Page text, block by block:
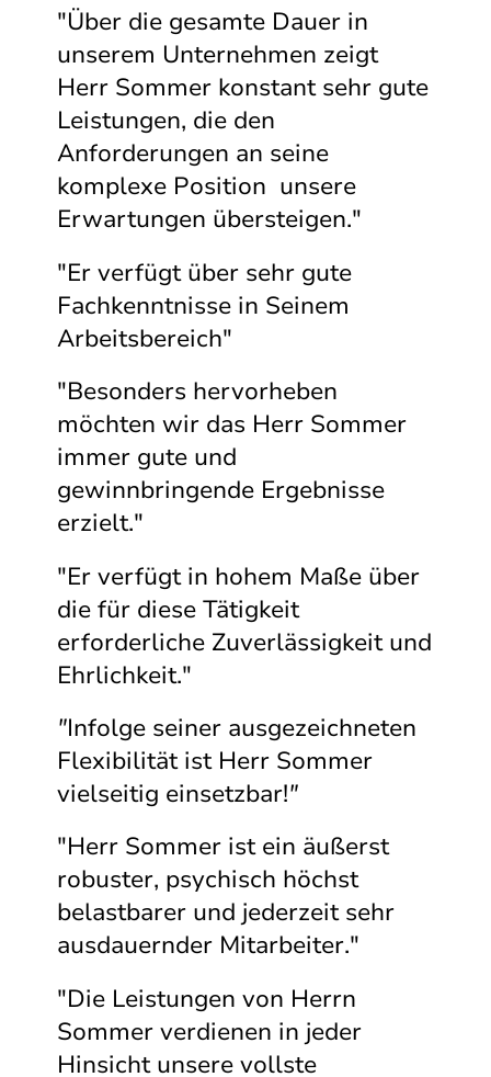
"Über die gesamte Dauer in
unserem Unternehmen zeigt
Herr Sommer konstant sehr gute
Leistungen, die den
Anforderungen an seine
komplexe Position unsere
Erwartungen übersteigen."
"Er verfügt über sehr gute
Fachkenntnisse in Seinem
Arbeitsbereich"
"Besonders hervorheben
möchten wir das Herr Sommer
immer gute und
gewinnbringende Ergebnisse
erzielt."
"Er verfügt in hohem Maße über
die für diese Tätigkeit
erforderliche Zuverlässigkeit und
Ehrlichkeit."
"Infolge seiner ausgezeichneten
Flexibilität ist Herr Sommer
vielseitig einsetzbar!"
"Herr Sommer ist ein äußerst
robuster, psychisch höchst
belastbarer und jederzeit sehr
ausdauernder Mitarbeiter."
"Die Leistungen von Herrn
Sommer verdienen in jeder
Hinsicht unsere vollste